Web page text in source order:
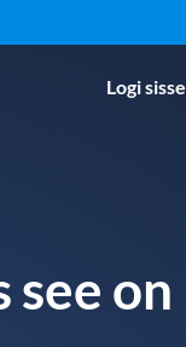
Logi sisse
on